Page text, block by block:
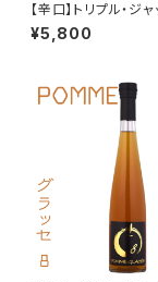
【辛口】トリプル・ジ
l Alc.22% 氷結濃縮
発泡
¥5,800